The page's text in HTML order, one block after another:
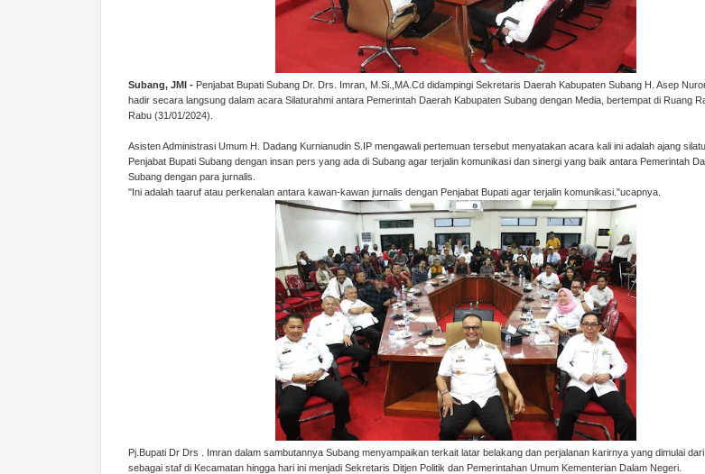
Subang, JMI - Penjabat Bupati Subang Dr. Drs. Imran, M.Si.,MA.Cd didampingi Sekretaris Daerah Kabupaten Subang H. Asep
hadir secara langsung dalam acara Silaturahmi antara Pemerintah Daerah Kabupaten Subang dengan Media, bertempat di Ruang
Rabu (31/01/2024).
Asisten Administrasi Umum H. Dadang Kurnianudin S.IP mengawali pertemuan tersebut menyatakan acara kali ini adalah ajang
Penjabat Bupati Subang dengan insan pers yang ada di Subang agar terjalin komunikasi dan sinergi yang baik antara Pemerintah
Subang dengan para jurnalis.
"Ini adalah taaruf atau perkenalan antara kawan-kawan jurnalis dengan Penjabat Bupati agar terjalin komunikasi."ucapnya.
Pj.Bupati Dr Drs . Imran dalam sambutannya Subang menyampaikan terkait latar belakang dan perjalanan karirnya yang dimulai
sebagai staf di Kecamatan hingga hari ini menjadi Sekretaris Ditjen Politik dan Pemerintahan Umum Kementerian Dalam Negeri.